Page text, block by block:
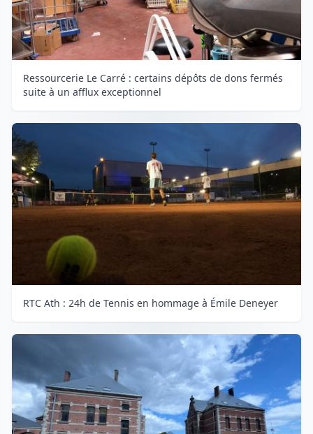
Ressourcerie Le Carré : certains dépôts de dons fermés
suite à un afflux exceptionnel
RTC Ath : 24h de Tennis en hommage à Émile Deneyer